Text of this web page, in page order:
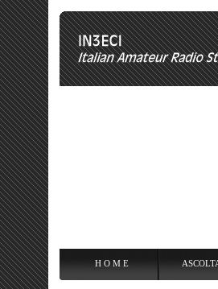
H O M E